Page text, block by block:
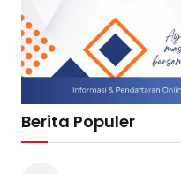
Berita Populer